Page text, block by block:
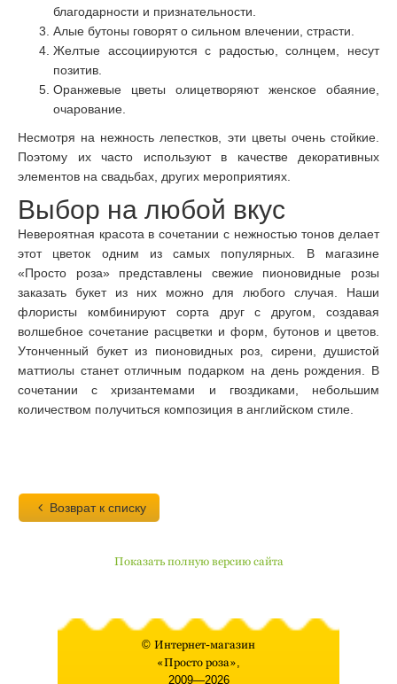
благодарности и признательности.
Алые бутоны говорят о сильном влечении, страсти.
Желтые ассоциируются с радостью, солнцем, несут
позитив.
Оранжевые цветы олицетворяют женское обаяние,
очарование.
Несмотря на нежность лепестков, эти цветы очень стойкие.
Поэтому их часто используют в качестве декоративных
элементов на свадьбах, других мероприятиях.
Выбор на любой вкус
Невероятная красота в сочетании с нежностью тонов делает
этот цветок одним из самых популярных. В магазине
«Просто роза» представлены свежие пионовидные розы
заказать букет из них можно для любого случая. Наши
флористы комбинируют сорта друг с другом, создавая
волшебное сочетание расцветки и форм, бутонов и цветов.
Утонченный букет из пионовидных роз, сирени, душистой
маттиолы станет отличным подарком на день рождения. В
сочетании с хризантемами и гвоздиками, небольшим
количеством получиться композиция в английском стиле.
Возврат к списку
Показать полную версию сайта
© Интернет-магазин
«Просто роза»,
2009—2026